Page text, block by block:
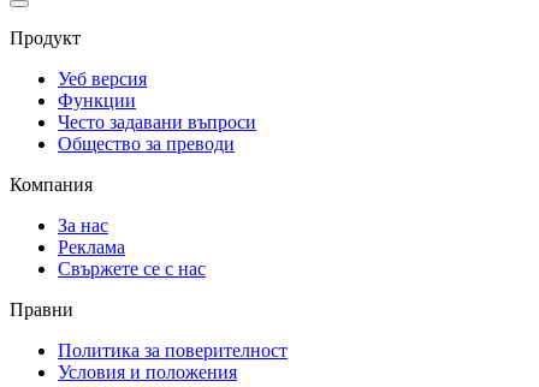
Продукт
Уеб версия
Функции
Често задавани въпроси
Общество за преводи
Компания
За нас
Реклама
Свържете се с нас
Правни
Политика за поверителност
Условия и положения